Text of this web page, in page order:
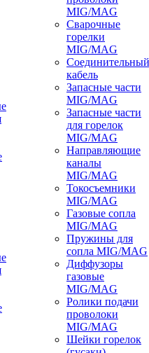
MIG/MAG
Сварочные
горелки
MIG/MAG
Соединительный
кабель
Запасные части
MIG/MAG
Запасные части
для горелок
MIG/MAG
Направляющие
каналы
MIG/MAG
Токосъемники
MIG/MAG
Газовые сопла
MIG/MAG
Пружины для
сопла MIG/MAG
Диффузоры
газовые
MIG/MAG
Ролики подачи
проволоки
MIG/MAG
Шейки горелок